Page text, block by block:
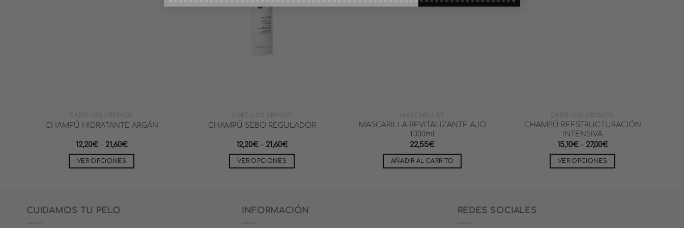
CABELLOS CRESPOS
CHAMPÚ HIDRATANTE ARGÁN
12,20€– 21,60€
VER OPCIONES
múltiples
CABELLOS GRASOS
CHAMPÚ SEBO REGULADOR
12,20€– 21,60€
VER OPCIONES
múltiples
MASCARILLAS
MASCARILLA REVITALIZANTE AJO
1.000ml
22,55€
AÑADIR AL CARRITO
CABELLOS CRESPOS
CHAMPÚ REESTRUCTURACIÓN
INTENSIVA
15,10€– 27,00€
VER OPCIONES
CUIDAMOS TU PELO INFORMACIÓN REDES SOCIALES